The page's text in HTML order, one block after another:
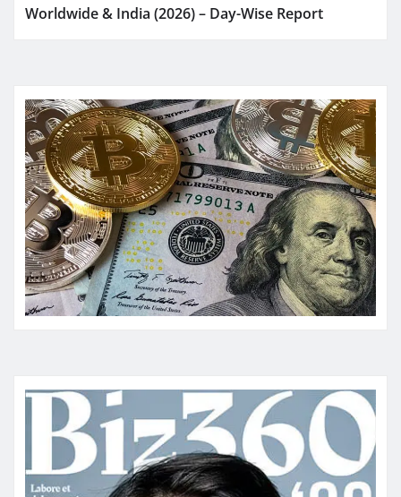
Worldwide & India (2026) – Day-Wise Report